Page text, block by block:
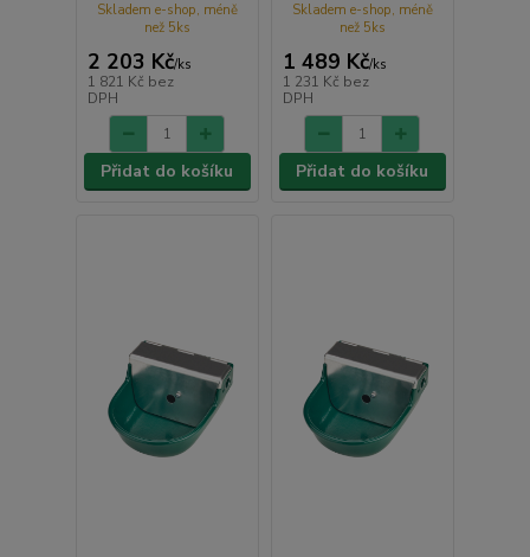
2 203 Kč/ks
1 821 Kč bez
DPH
Skladem e-shop, méně
než 5ks
Přidat do košíku
1 489 Kč/ks
1 231 Kč bez
DPH
Skladem e-shop, méně
než 5ks
Přidat do košíku